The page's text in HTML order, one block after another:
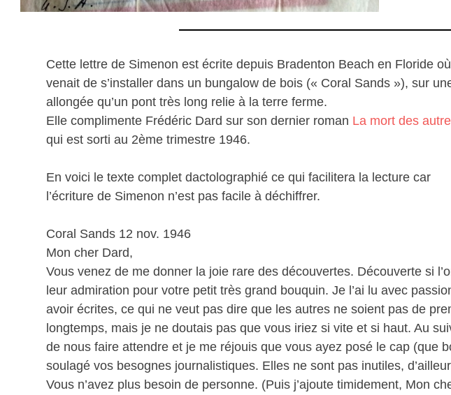
Cette lettre de Simenon est écrite depuis Bradenton Beach en Floride
venait de s’installer dans un bungalow de bois (« Coral Sands »), sur
allongée qu’un pont très long relie à la terre ferme.
Elle complimente Frédéric Dard sur son dernier roman La mort des
qui est sorti au 2ème trimestre 1946.
En voici le texte complet dactolographié ce qui facilitera la lecture car
l’écriture de Simenon n’est pas facile à déchiffrer.
Coral Sands 12 nov. 1946
Mon cher Dard,
Vous venez de me donner la joie rare des découvertes. Découverte si
leur admiration pour votre petit très grand bouquin. Je l’ai lu avec
avoir écrites, ce qui ne veut pas dire que les autres ne soient pas de
longtemps, mais je ne doutais pas que vous iriez si vite et si haut. Au
de nous faire attendre et je me réjouis que vous ayez posé le cap (que
soulagé vos besognes journalistiques. Elles ne sont pas inutiles,
Vous n’avez plus besoin de personne. (Puis j’ajoute timidement, Mon